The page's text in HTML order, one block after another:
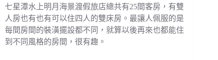
七星潭水上明月海景渡假旅店總共有25間客房，有雙
人房也有也有可以住四人的雙床房。最讓人佩服的是
每間房間的裝潢擺設都不同，就算以後再來也都能住
到不同風格的房間，很有趣。